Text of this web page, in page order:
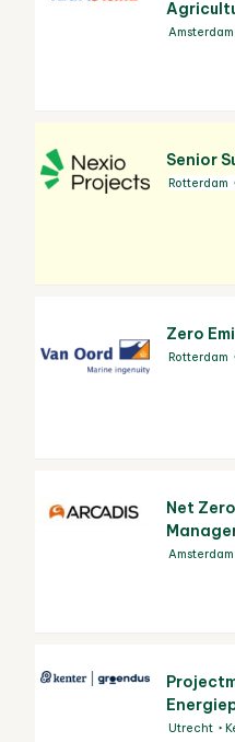
Amsterdam
Senior
Rotterdam
Zero
Rotterdam
Net
Amsterdam
Utrecht